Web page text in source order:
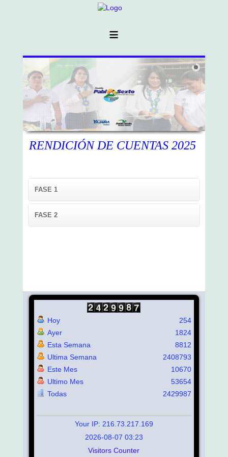
≡
RENDICIÓN DE CUENTAS 2025
FASE 1
FASE 2
Hoy
Ayer
Esta Semana
Ultima Semana
Este Mes
Ultimo Mes
Todas
254
1824
8812
2408793
10670
53654
2429987
Your IP: 216.73.217.169
2026-08-07 03:23
Visitors Counter